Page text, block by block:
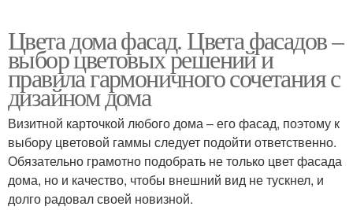
Цвета дома фасад. Цвета фасадов –
выбор цветовых решений и
правила гармоничного сочетания с
дизайном дома
Визитной карточкой любого дома – его фасад, поэтому к
выбору цветовой гаммы следует подойти ответственно.
Обязательно грамотно подобрать не только цвет фасада
дома, но и качество, чтобы внешний вид не тускнел, и
долго радовал своей новизной.